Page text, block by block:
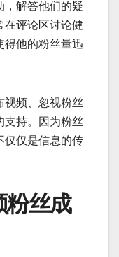
，解答他们的疑
在评论区讨论健
得他的粉丝量迅
视频、忽视粉丝
支持。因为粉丝
仅仅是信息的传
粉丝成